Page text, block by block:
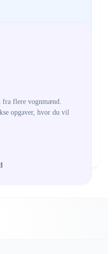
flere vognmænd.
opgaver, hvor du vil